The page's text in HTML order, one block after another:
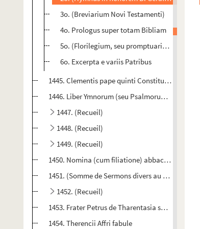
3o. (Breviarium Novi Testamenti)
4o. Prologus super totam Bibliam
5o. (Florilegium, seu promptuarium florum
6o. Excerpta e variis Patribus
1445. Clementis pape quinti Constitutiones in
1446. Liber Ymnorum (seu Psalmorum) a
1447. (Recueil)
1448. (Recueil)
1449. (Recueil)
1450. Nomina (cum filiatione) abbaciarum et
1451. (Somme de Sermons divers au nombre
1452. (Recueil)
1453. Frater Petrus de Tharentasia super I
1454. Therencii Affri fabule